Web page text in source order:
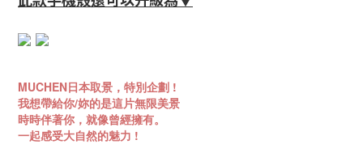
MUCHEN日本取景，特別企劃 !
我想帶給你/妳的是這片無限美景
時時伴著你，就像曾經擁有。
一起感受大自然的魅力 !